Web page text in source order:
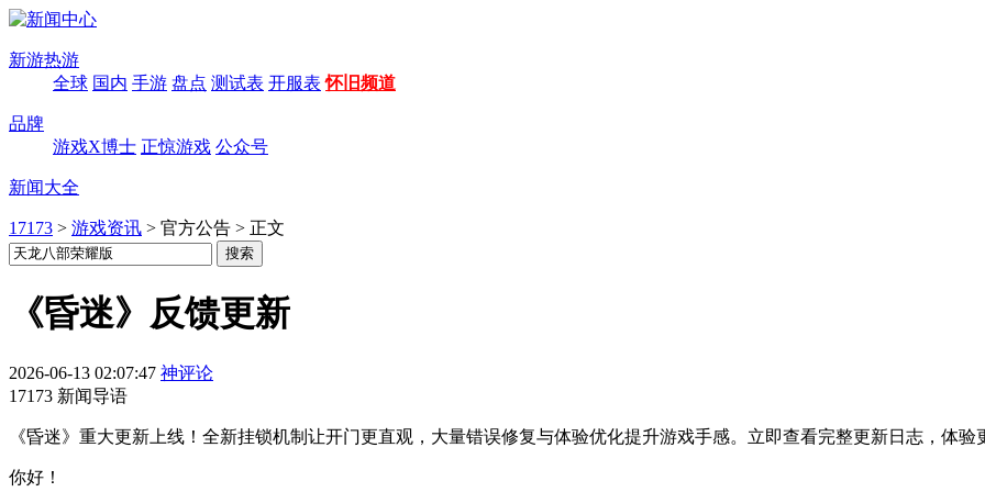
新游热游
全球 国内 手游 盘点 测试表 开服表 怀旧频道
品牌
游戏X博士 正惊游戏 公众号
新闻大全
17173 > 游戏资讯 > 官方公告 > 正文
《昏迷》反馈更新
2026-06-13 02:07:47 神评论
17173 新闻导语
《昏迷》重大更新上线！全新挂锁机制让开门更直观，大量错误修复与体验优化提升游戏手感。立即查看完整更新日志，体验
你好！